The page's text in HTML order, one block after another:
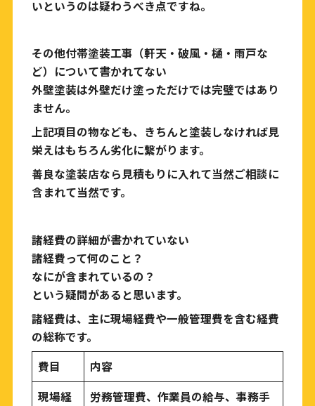
いというのは疑わうべき点ですね。
その他付帯塗装工事（軒天・破風・樋・雨戸な
ど）について書かれてない
外壁塗装は外壁だけ塗っただけでは完璧ではあり
ません。
上記項目の物なども、きちんと塗装しなければ見
栄えはもちろん劣化に繋がります。
善良な塗装店なら見積もりに入れて当然ご相談に
含まれて当然です。
諸経費の詳細が書かれていない
諸経費って何のこと？
なにが含まれているの？
という疑問があると思います。
諸経費は、主に現場経費や一般管理費を含む経費
の総称です。
費目
内容
現場経
労務管理費、作業員の給与、事務手